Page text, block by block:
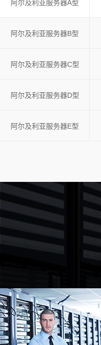
阿尔及利亚服务器A型
阿尔及利亚服务器B型
阿尔及利亚服务器C型
阿尔及利亚服务器D型
阿尔及利亚服务器E型